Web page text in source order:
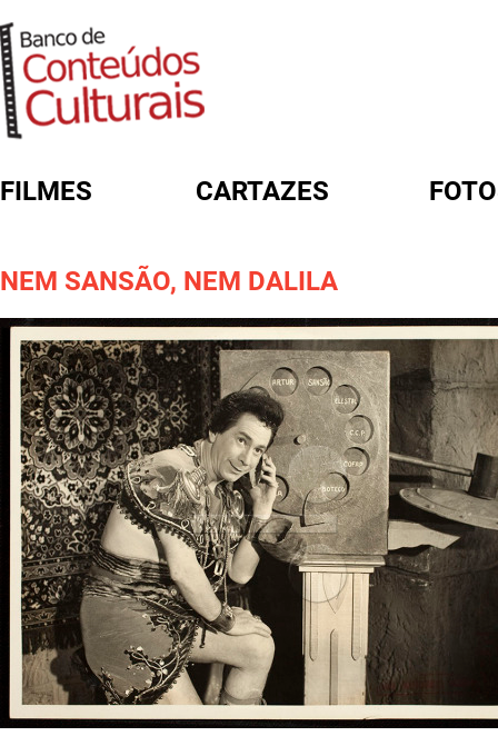
FILMES CARTAZES
NEM SANSÃO, NEM DALILA
FORMULÁRIO DE BUSCA